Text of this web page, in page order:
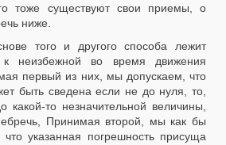
тоже существуют свои приемы, о
ниже.
того и другого способа лежит
к неизбежной во время движения
первый из них, мы допускаем, что
быть сведена если не до нуля, то,
какой-то незначительной величины,
Принимая второй, мы как бы
указанная погрешность присуща